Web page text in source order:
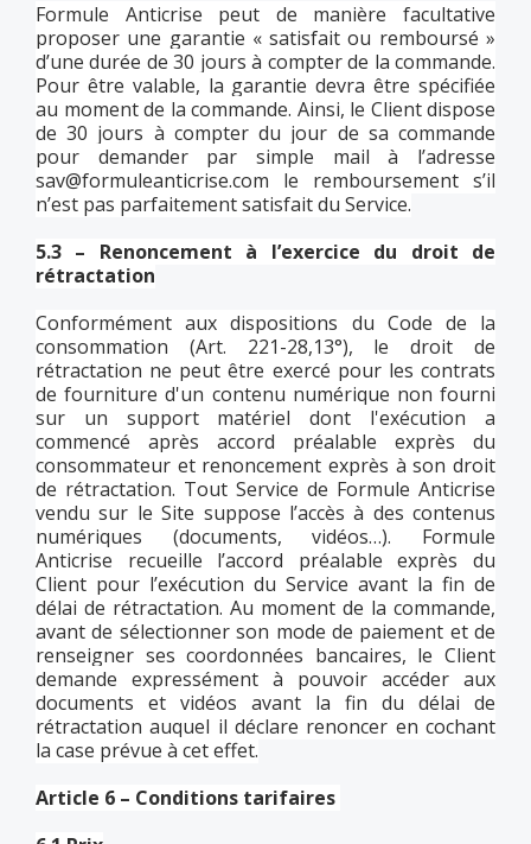
Formule Anticrise peut de manière facultative
proposer une garantie « satisfait ou remboursé »
d’une durée de 30 jours à compter de la commande.
Pour être valable, la garantie devra être spécifiée
au moment de la commande. Ainsi, le Client dispose
de 30 jours à compter du jour de sa commande
pour demander par simple mail à l’adresse
sav@formuleanticrise.com le remboursement s’il
n’est pas parfaitement satisfait du Service.
5.3 – Renoncement à l’exercice du droit de
rétractation
Conformément aux dispositions du Code de la
consommation (Art. 221-28,13°), le droit de
rétractation ne peut être exercé pour les contrats
de fourniture d'un contenu numérique non fourni
sur un support matériel dont l'exécution a
commencé après accord préalable exprès du
consommateur et renoncement exprès à son droit
de rétractation. Tout Service de Formule Anticrise
vendu sur le Site suppose l’accès à des contenus
numériques (documents, vidéos…). Formule
Anticrise recueille l’accord préalable exprès du
Client pour l’exécution du Service avant la fin de
délai de rétractation. Au moment de la commande,
avant de sélectionner son mode de paiement et de
renseigner ses coordonnées bancaires, le Client
demande expressément à pouvoir accéder aux
documents et vidéos avant la fin du délai de
rétractation auquel il déclare renoncer en cochant
la case prévue à cet effet.
Article 6 – Conditions tarifaires